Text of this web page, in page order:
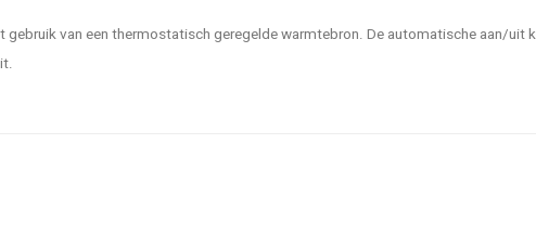
gebruik van een thermostatisch geregelde warmtebron. De automatische aan/